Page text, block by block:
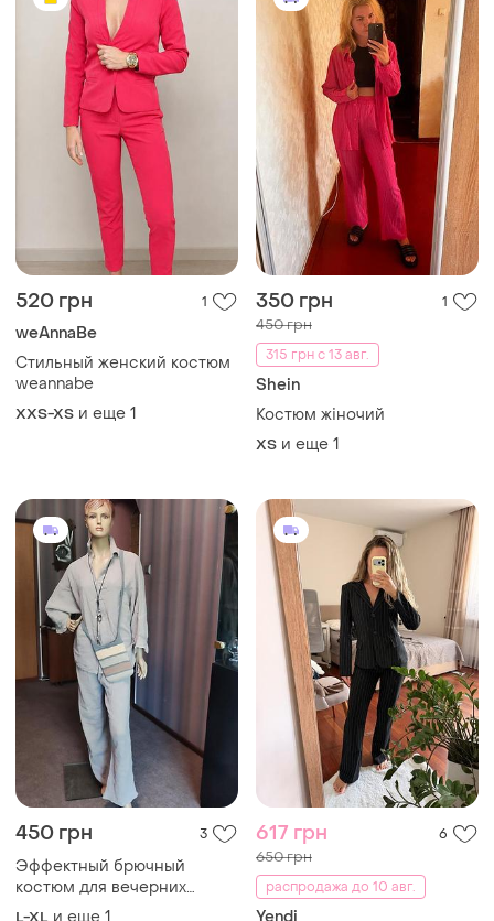
520 грн 1
weAnnaBe
Стильный женский костюм
weannabe
XXS-XS и еще 1
350 грн 1
450 грн
315 грн с 13 авг.
Shein
Костюм жіночий
ХS и еще 1
450 грн 3
Эффектный брючный
костюм для вечерних
летних прогулок. италия.l-xxl
617 грн 6
650 грн
распродажа до 10 авг.